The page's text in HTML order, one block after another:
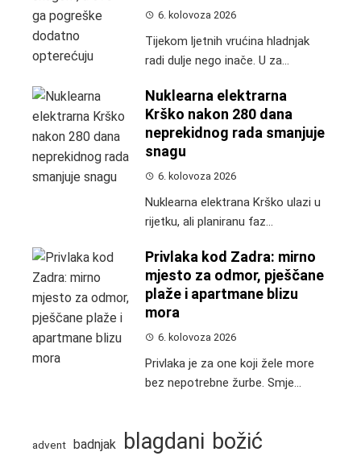
6. kolovoza 2026
Tijekom ljetnih vrućina hladnjak
radi dulje nego inače. U za...
Nuklearna elektrarna
Krško nakon 280 dana
neprekidnog rada smanjuje
snagu
6. kolovoza 2026
Nuklearna elektrana Krško ulazi u
rijetku, ali planiranu faz...
Privlaka kod Zadra: mirno
mjesto za odmor, pješčane
plaže i apartmane blizu
mora
6. kolovoza 2026
Privlaka je za one koji žele more
bez nepotrebne žurbe. Smje...
advent badnjak blagdani božić